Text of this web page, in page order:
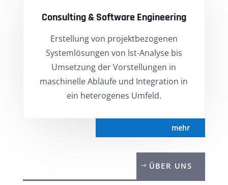
Consulting & Software Engineering
Erstellung von projektbezogenen
Systemlösungen von Ist-Analyse bis
Umsetzung der Vorstellungen in
maschinelle Abläufe und Integration in
ein heterogenes Umfeld.
mehr
ÜBER UNS